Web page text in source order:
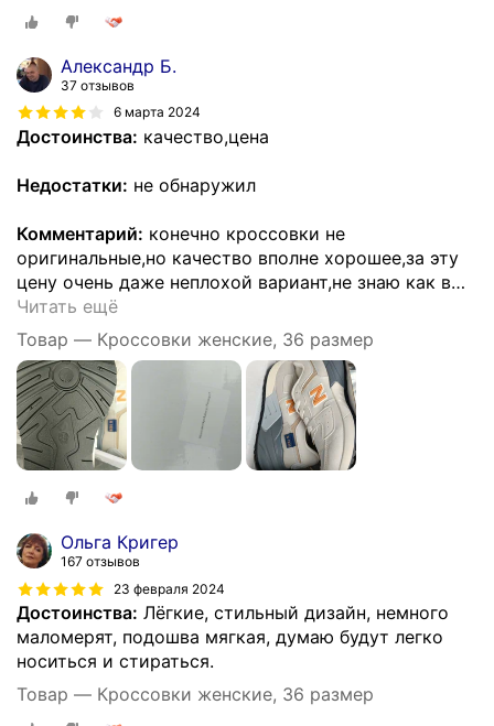
Александр Б.
37 отзывов
6 марта 2024
Достоинства: качество,цена
Недостатки: не обнаружил
Комментарий: конечно кроссовки не
оригинальные,но качество вполне хорошее,за эту
цену очень даже неплохой вариант,не знаю как в…
Читать ещё
Товар — Кроссовки женские, 36 размер
Ольга Кригер
167 отзывов
23 февраля 2024
Достоинства: Лёгкие, стильный дизайн, немного
маломерят, подошва мягкая, думаю будут легко
носиться и стираться.
Товар — Кроссовки женские, 36 размер